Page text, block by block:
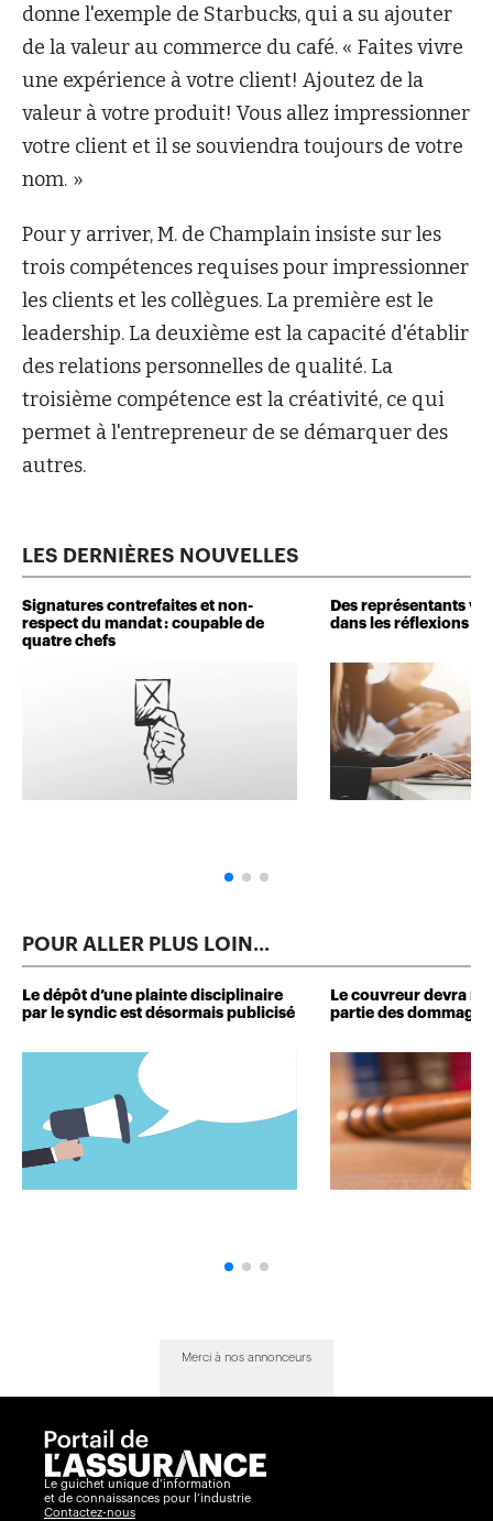
donne l'exemple de Starbucks, qui a su ajouter
de la valeur au commerce du café. « Faites vivre
une expérience à votre client! Ajoutez de la
valeur à votre produit! Vous allez impressionner
votre client et il se souviendra toujours de votre
nom. »
Pour y arriver, M. de Champlain insiste sur les
trois compétences requises pour impressionner
les clients et les collègues. La première est le
leadership. La deuxième est la capacité d'établir
des relations personnelles de qualité. La
troisième compétence est la créativité, ce qui
permet à l'entrepreneur de se démarquer des
autres.
LES DERNIÈRES NOUVELLES
Signatures contrefaites et non-
respect du mandat : coupable de
quatre chefs
Des représentants
dans les réflexions de
POUR ALLER PLUS LOIN...
Le dépôt d’une plainte disciplinaire
par le syndic est désormais publicisé
Le couvreur devra
partie des dommages
Merci à nos annonceurs
Le guichet unique d’information
et de connaissances pour l’industrie
Contactez-nous